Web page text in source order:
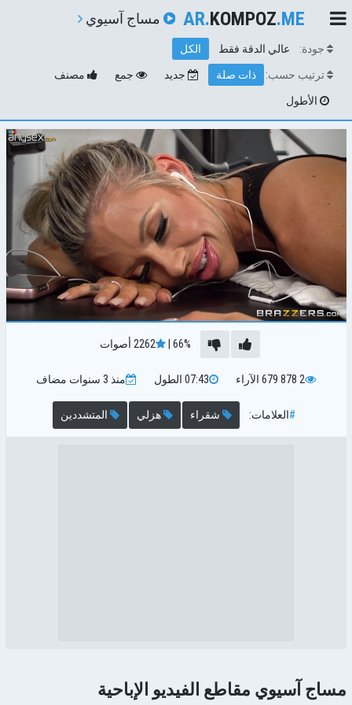
AR.KOMPOZ.ME مساج آسيوي
جودة: عالي الدقة فقط الكل
ترتيب حسب: ذات صلة جديد جمع مصنف
الأطول
66%
|
2262 أصوات
2 878 679 الآراء 07:43الطول منذ 3 سنوات مضاف
#العلامات: شقراء هزلي المتشددين
مساج آسيوي مقاطع الفيديو الإباحية